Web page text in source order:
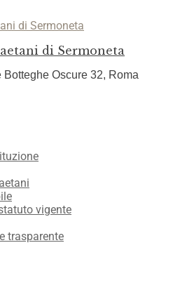
di Sermoneta
Oscure 32, Roma
vigente
trasparente